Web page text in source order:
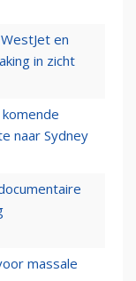
en
in zicht
naar Sydney
massale